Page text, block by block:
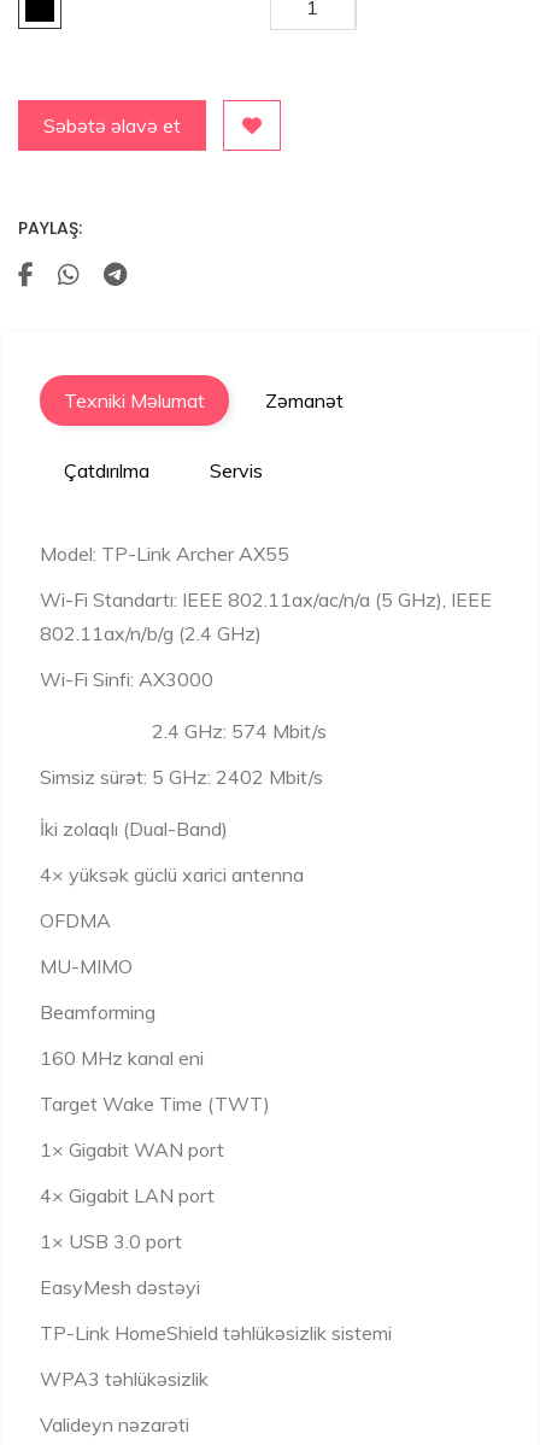
Səbətə əlavə et
PAYLAŞ:
Texniki Məlumat Zəmanət
Çatdırılma Servis
Model: TP-Link Archer AX55
Wi-Fi Standartı: IEEE 802.11ax/ac/n/a (5 GHz), IEEE
802.11ax/n/b/g (2.4 GHz)
Wi-Fi Sinfi: AX3000
Simsiz sürət:
2.4 GHz: 574 Mbit/s
5 GHz: 2402 Mbit/s
İki zolaqlı (Dual-Band)
4× yüksək güclü xarici antenna
OFDMA
MU-MIMO
Beamforming
160 MHz kanal eni
Target Wake Time (TWT)
1× Gigabit WAN port
4× Gigabit LAN port
1× USB 3.0 port
EasyMesh dəstəyi
TP-Link HomeShield təhlükəsizlik sistemi
WPA3 təhlükəsizlik
Valideyn nəzarəti